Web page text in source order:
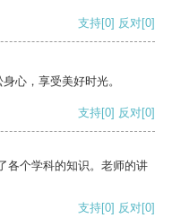
支持[0] 反对[0]
心，享受美好时光。
支持[0] 反对[0]
各个学科的知识。老师的讲
支持[0] 反对[0]